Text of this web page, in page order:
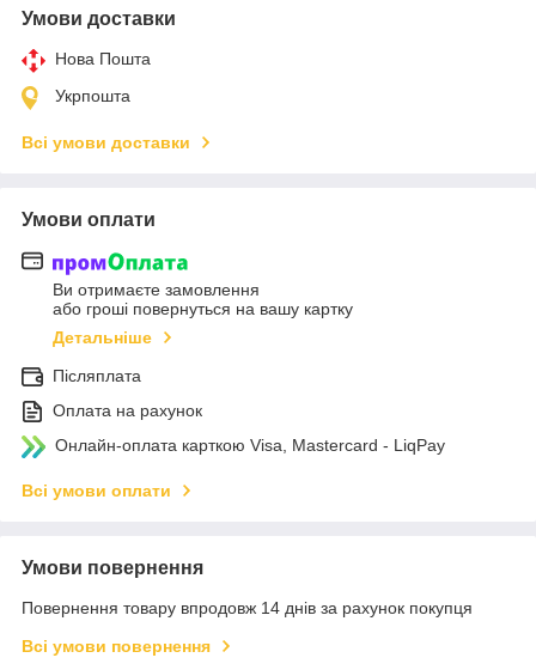
Умови доставки
Нова Пошта
Укрпошта
Всі умови доставки
Умови оплати
Ви отримаєте замовлення
або гроші повернуться на вашу картку
Детальніше
Післяплата
Оплата на рахунок
Онлайн-оплата карткою Visa, Mastercard - LiqPay
Всі умови оплати
Умови повернення
Повернення товару впродовж 14 днів за рахунок покупця
Всі умови повернення